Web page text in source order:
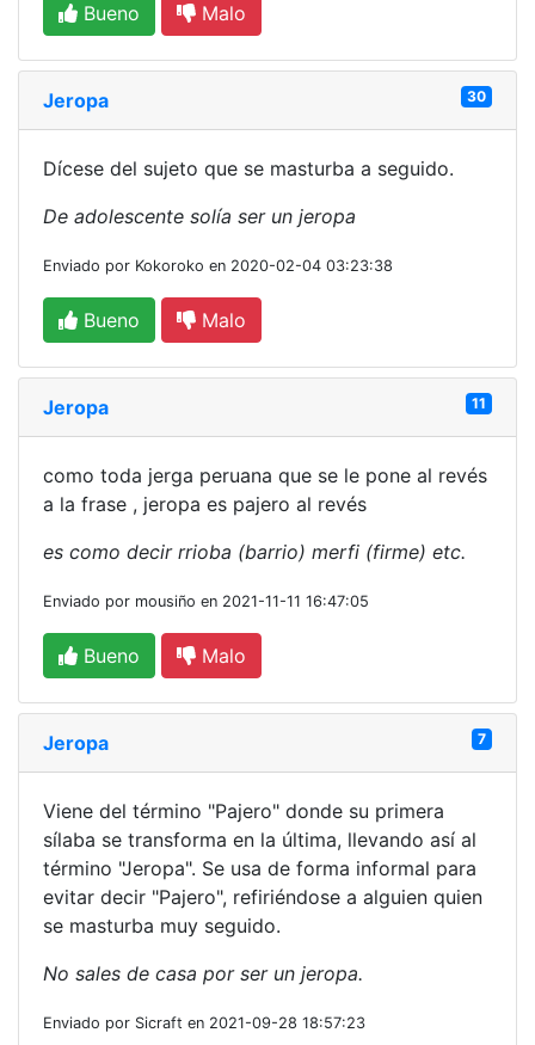
Bueno Malo
Jeropa 30
Dícese del sujeto que se masturba a seguido.
De adolescente solía ser un jeropa
Enviado por Kokoroko en 2020-02-04 03:23:38
Bueno Malo
Jeropa 11
como toda jerga peruana que se le pone al revés
a la frase , jeropa es pajero al revés
es como decir rrioba (barrio) merfi (firme) etc.
Enviado por mousiño en 2021-11-11 16:47:05
Bueno Malo
Jeropa 7
Viene del término "Pajero" donde su primera
sílaba se transforma en la última, llevando así al
término "Jeropa". Se usa de forma informal para
evitar decir "Pajero", refiriéndose a alguien quien
se masturba muy seguido.
No sales de casa por ser un jeropa.
Enviado por Sicraft en 2021-09-28 18:57:23